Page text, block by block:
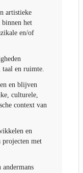
artistieke
binnen het
en/of
taal en ruimte.
en blijven
culturele,
context van
en
projecten met